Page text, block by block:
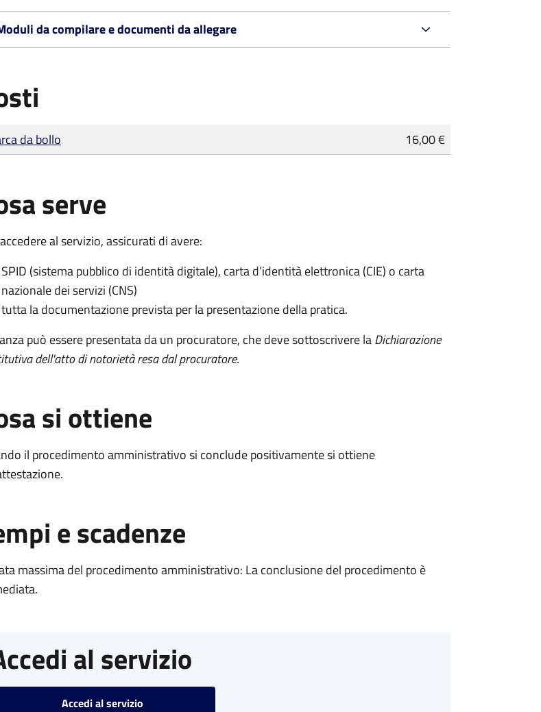
da compilare e documenti da allegare
di pagamento
da bollo 16,00 €
serve
al servizio, assicurati di avere:
SPID (sistema pubblico di identità digitale), carta d’identità elettronica (CIE) o carta
nazionale dei servizi (CNS)
tutta la documentazione prevista per la presentazione della pratica.
può essere presentata da un procuratore, che deve sottoscrivere laDichiarazione
dell'atto di notorietà resa dal procuratore.
si ottiene
il procedimento amministrativo si conclude positivamente si ottiene
e scadenze
massima del procedimento amministrativo: La conclusione del procedimento è
al servizio
Accedi al servizio